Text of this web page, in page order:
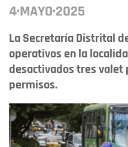
4·MAYO·2025
La Secretaría Distrital
operativos en la
desactivados tres valet
permisos.